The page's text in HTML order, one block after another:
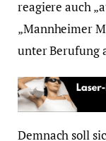
reagiere auch
„Mannheimer
unter Berufung
Demnach soll